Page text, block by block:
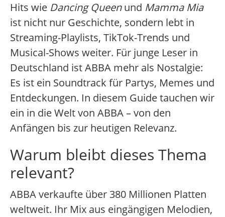
Hits wie Dancing Queenund Mamma Mia
ist nicht nur Geschichte, sondern lebt in
Streaming-Playlists, TikTok-Trends und
Musical-Shows weiter. Für junge Leser in
Deutschland ist ABBA mehr als Nostalgie:
Es ist ein Soundtrack für Partys, Memes und
Entdeckungen. In diesem Guide tauchen wir
ein in die Welt von ABBA – von den
Anfängen bis zur heutigen Relevanz.
Warum bleibt dieses Thema
relevant?
ABBA verkaufte über 380 Millionen Platten
weltweit. Ihr Mix aus eingängigen Melodien,